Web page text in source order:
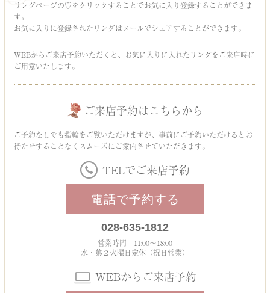
リングページの♡をクリックすることでお気に入り登録することができま
す。
お気に入りに登録されたリングはメールでシェアすることができます。
WEBからご来店予約いただくと、お気に入りに入れたリングをご来店時に
ご用意いたします。
ご来店予約はこちらから
ご予約なしでも指輪をご覧いただけますが、事前にご予約いただけるとお
待たせすることなくスムーズにご案内させていただきます。
TELでご来店予約
電話で予約する
028-635-1812
営業時間 11:00～18:00
水・第２火曜日定休（祝日営業）
WEBからご来店予約